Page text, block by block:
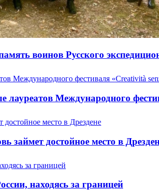
воинов Русского
Международного
займет достойное место в
находясь за границей